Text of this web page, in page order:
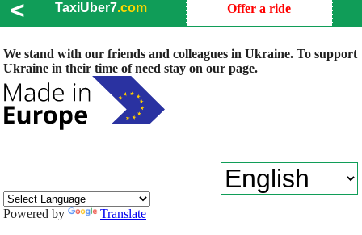
< TaxiUber7.com Offer a ride
We stand with our friends and colleagues in Ukraine. To support
Ukraine in their time of need stay on our page.
Powered by Translate